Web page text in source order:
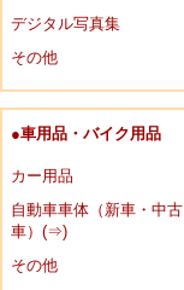
デジタル写真集
その他
●車用品・バイク用品
カー用品
自動車車体（新車・中古
車）(⇒)
その他